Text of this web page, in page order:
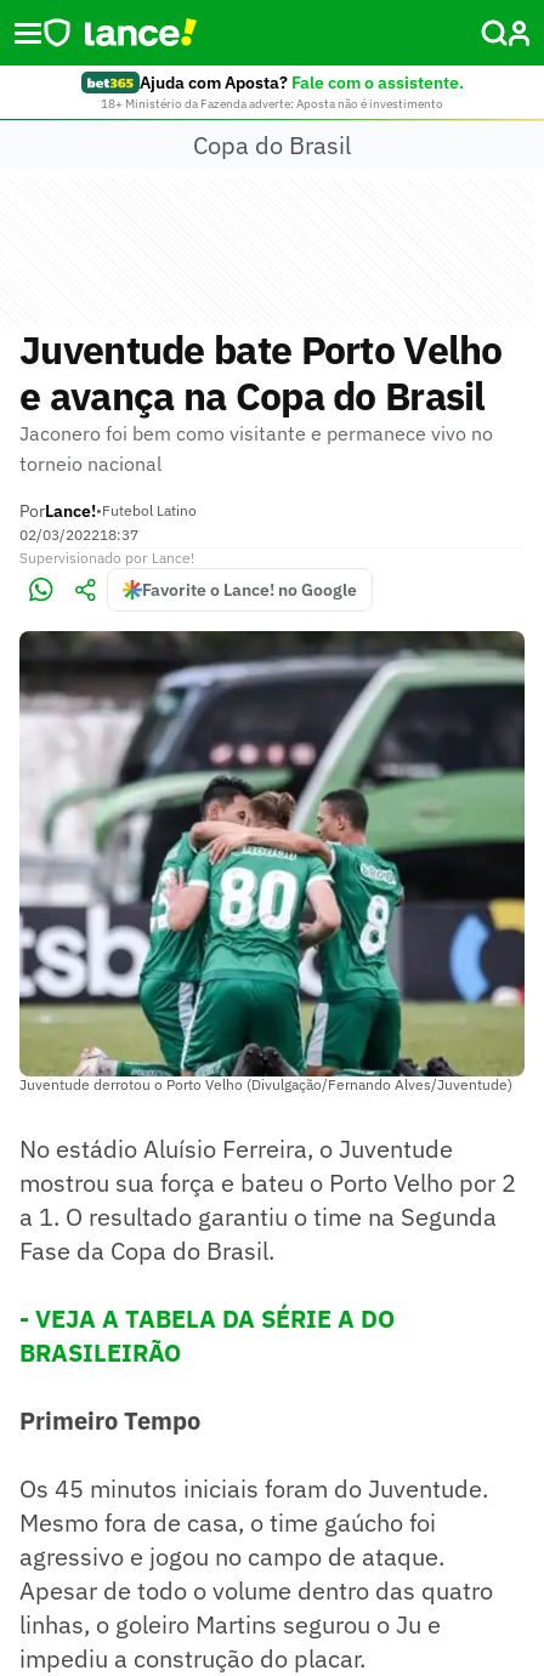
Ajuda com Aposta? Fale com o assistente.
18+ Ministério da Fazenda adverte: Aposta não é investimento
Copa do Brasil
Juventude bate Porto Velho
e avança na Copa do Brasil
Jaconero foi bem como visitante e permanece vivo no
torneio nacional
PorLance!•Futebol Latino
02/03/202218:37
Supervisionado por Lance!
Favorite o Lance! no Google
Juventude derrotou o Porto Velho (Divulgação/Fernando Alves/Juventude)
No estádio Aluísio Ferreira, o Juventude
mostrou sua força e bateu o Porto Velho por 2
a 1. O resultado garantiu o time na Segunda
Fase da Copa do Brasil.
- VEJA A TABELA DA SÉRIE A DO
BRASILEIRÃO
Primeiro Tempo
Os 45 minutos iniciais foram do Juventude.
Mesmo fora de casa, o time gaúcho foi
agressivo e jogou no campo de ataque.
Apesar de todo o volume dentro das quatro
linhas, o goleiro Martins segurou o Ju e
impediu a construção do placar.